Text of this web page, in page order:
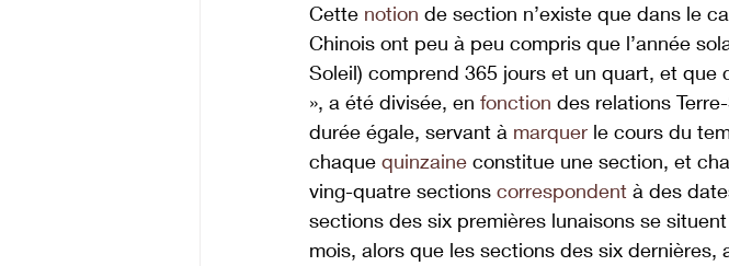
Cette notion de section n’existe que dans le
Chinois ont peu à peu compris que l’année
Soleil) comprend 365 jours et un quart, et que
», a été divisée, en fonction des relations
durée égale, servant à marquer le cours du
chaque quinzaine constitue une section, et
ving-quatre sections correspondent à des
sections des six premières lunaisons se
mois, alors que les sections des six